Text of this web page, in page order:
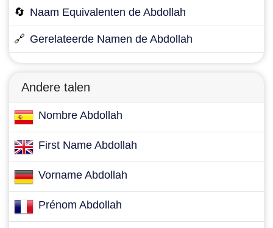
🔄 Naam Equivalenten de Abdollah
🔗 Gerelateerde Namen de Abdollah
Andere talen
Nombre Abdollah
First Name Abdollah
Vorname Abdollah
Prénom Abdollah